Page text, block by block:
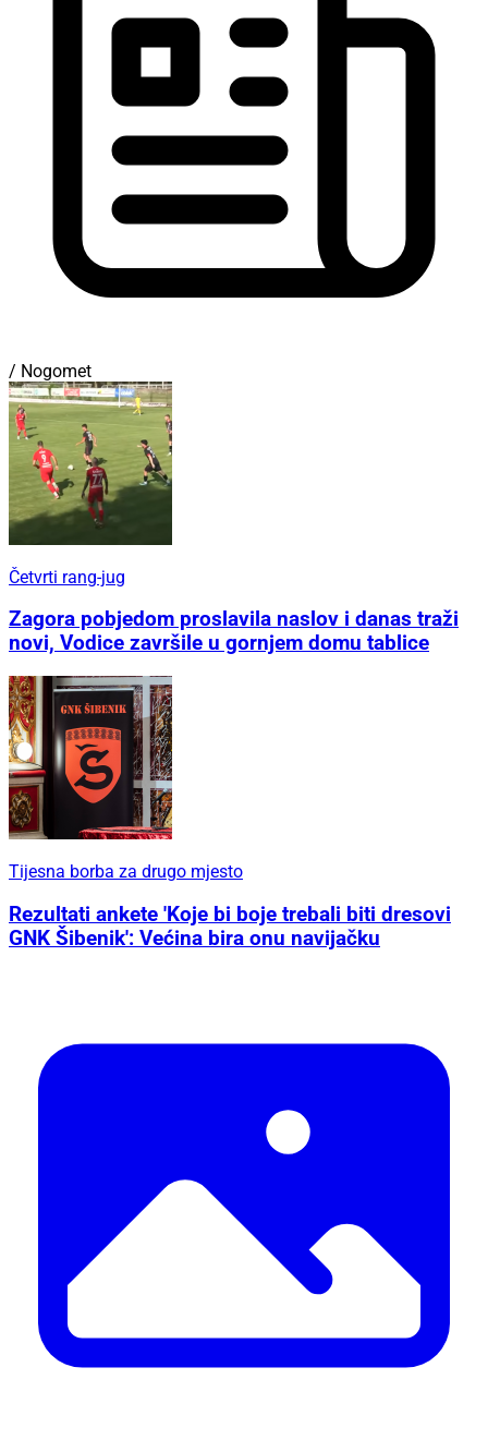
/ Nogomet
Četvrti rang-jug
Zagora pobjedom proslavila naslov i danas traži
novi, Vodice završile u gornjem domu tablice
Tijesna borba za drugo mjesto
Rezultati ankete 'Koje bi boje trebali biti dresovi
GNK Šibenik': Većina bira onu navijačku